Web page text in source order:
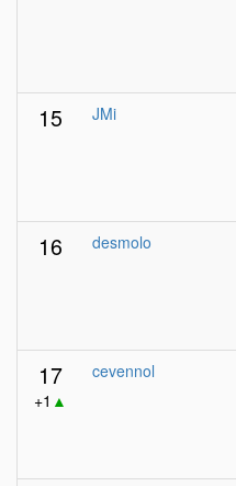
15 JMi
16 desmolo
17
+1 ▲
cevennol